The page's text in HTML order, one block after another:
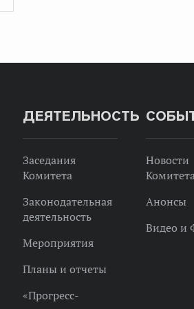
ДЕЯТЕЛЬНОСТЬ
Заседания
Комитета
Законодательная
деятельность
Мероприятия
Планы и отчеты
«Прогресс-
Новости
Анонсы
Видео и